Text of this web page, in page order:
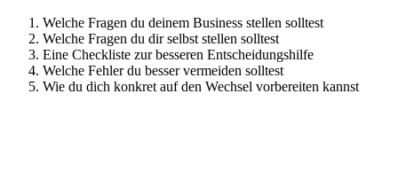
Welche Fragen du deinem Business stellen solltest
Welche Fragen du dir selbst stellen solltest
Eine Checkliste zur besseren Entscheidungshilfe
Welche Fehler du besser vermeiden solltest
Wie du dich konkret auf den Wechsel vorbereiten kannst